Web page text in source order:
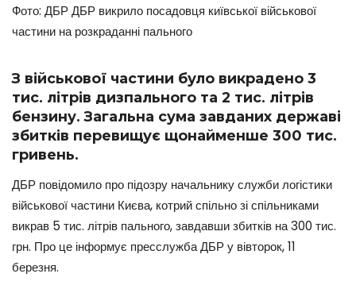
Фото: ДБР ДБР викрило посадовця київської військової
частини на розкраданні пального
З військової частини було викрадено 3
тис. літрів дизпального та 2 тис. літрів
бензину. Загальна сума завданих державі
збитків перевищує щонайменше 300 тис.
гривень.
ДБР повідомило про підозру начальнику служби логістики
військової частини Києва, котрий спільно зі спільниками
викрав 5 тис. літрів пального, завдавши збитків на 300 тис.
грн. Про це інформує пресслужба ДБР у вівторок, 11
березня.